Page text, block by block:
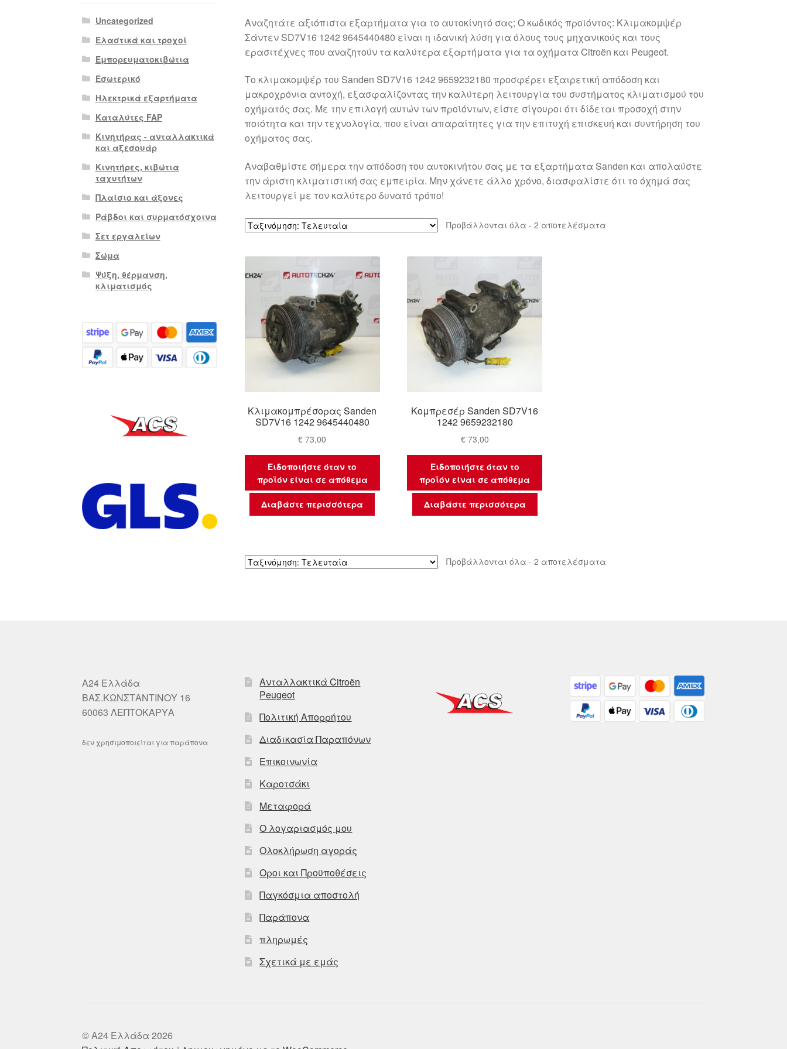
Αναζητάτε αξιόπιστα εξαρτήματα για το αυτοκίνητό σας; Ο κωδικός προϊόντος: Κλιμακομψέρ
Σάντεν SD7V16 1242 9645440480 είναι η ιδανική λύση για όλους τους μηχανικούς και τους
ερασιτέχνες που αναζητούν τα καλύτερα εξαρτήματα για τα οχήματα Citroën και Peugeot.
Το κλιμακομψέρ του Sanden SD7V16 1242 9659232180 προσφέρει εξαιρετική απόδοση και
μακροχρόνια αντοχή, εξασφαλίζοντας την καλύτερη λειτουργία του συστήματος κλιματισμού του
οχήματός σας. Με την επιλογή αυτών των προϊόντων, είστε σίγουροι ότι δίδεται προσοχή στην
ποιότητα και την τεχνολογία, που είναι απαραίτητες για την επιτυχή επισκευή και συντήρηση του
οχήματος σας.
Αναβαθμίστε σήμερα την απόδοση του αυτοκινήτου σας με τα εξαρτήματα Sanden και απολαύστε
την άριστη κλιματιστική σας εμπειρία. Μην χάνετε άλλο χρόνο, διασφαλίστε ότι το όχημά σας
λειτουργεί με τον καλύτερο δυνατό τρόπο!
Προβάλλονται όλα - 2 αποτελέσματαSorted
Κλιμακομπρέσορας Sanden
SD7V16 1242 9645440480
€ 73,00
Ειδοποιήστε όταν το
προϊόν είναι σε απόθεμα
Διαβάστε περισσότερα
Κομπρεσέρ Sanden SD7V16
1242 9659232180
€73,00
Ειδοποιήστε όταν το
προϊόν είναι σε απόθεμα
Διαβάστε περισσότερα
Προβάλλονται όλα - 2 αποτελέσματαSorted
Uncategorized
Ελαστικά και τροχοί
Εμπορευματοκιβώτια
Εσωτερικό
Ηλεκτρικά εξαρτήματα
Καταλύτες FAP
Κινητήρας - ανταλλακτικά
και αξεσουάρ
Κινητήρες, κιβώτια
ταχυτήτων
Πλαίσιο και άξονες
Ράβδοι και συρματόσχοινα
Σετ εργαλείων
Σώμα
Ψύξη, θέρμανση,
κλιματισμός
A24 Ελλάδα
ΒΑΣ.ΚΩΝΣΤΑΝΤΙΝΟΥ 16
60063 ΛΕΠΤΟΚΑΡΥΑ
δεν χρησιμοποιείται για παράπονα
Ανταλλακτικά Citroën
Peugeot
Πολιτική Απορρήτου
Διαδικασία Παραπόνων
Επικοινωνία
Καροτσάκι
Μεταφορά
Ο λογαριασμός μου
Ολοκλήρωση αγοράς
Οροι και Προϋποθέσεις
Παγκόσμια αποστολή
Παράπονα
πληρωμές
Σχετικά με εμάς
© A24 Ελλάδα 2026